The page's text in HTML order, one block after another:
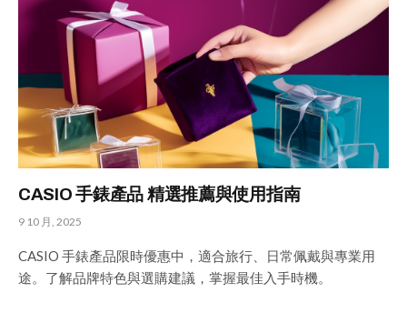
CASIO 手錶產品 精選推薦與使用指南
9 10 月, 2025
CASIO 手錶產品限時優惠中，適合旅行、日常佩戴與專業用
途。了解品牌特色與選購建議，掌握最佳入手時機。